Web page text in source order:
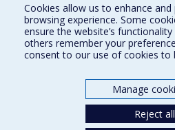
Plan du site
Signaler une erreur
Accessibilité
Nos départements et écoles
Cookies allow us to enhance
browsing experience. Some
ensure the website’s
others remember your
consent to our use of cookies to
Manage
Reject all